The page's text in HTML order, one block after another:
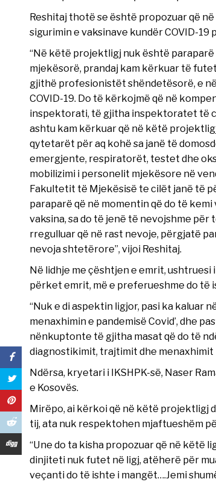
Reshitaj thotë se është propozuar që
sigurimin e vaksinave kundër COVID-
“Në këtë projektligj nuk është
mjekësorë, prandaj kam kërkuar të
gjithë profesionistët shëndetësorë, e
COVID-19. Do të kërkojmë që në
inspektorati, të gjitha inspektoratet të
ashtu kam kërkuar që në këtë
qytetarët për aq kohë sa janë të
emergjente, respiratorët, testet dhe
mobilizimi i personelit mjekësore në
Fakultetit të Mjekësisë te cilët janë të
paraparë që në momentin që do të
vaksina, sa do të jenë të nevojshme
rregulluar që në rast nevoje, përgjatë
nevoja shtetërore”, vijoi Reshitaj.
Në lidhje me çështjen e emrit, ushtruesi
përket emrit, më e preferueshme do të
“Nuk e di aspektin ligjor, pasi ka kaluar
menaxhimin e pandemisë Covid’, dhe
nënkuptonte të gjitha masat që do të
diagnostikimit, trajtimit dhe menaxhimit
Ndërsa, kryetari i IKSHPK-së, Naser
e Kosovës.
Mirëpo, ai kërkoi që në këtë projektligj
tij, ata nuk respektohen mjaftueshëm
“Une do ta kisha propozuar që në këtë
dinjiteti nuk futet në ligj, atëherë për
veçanti do të ishte i mangët….Jemi